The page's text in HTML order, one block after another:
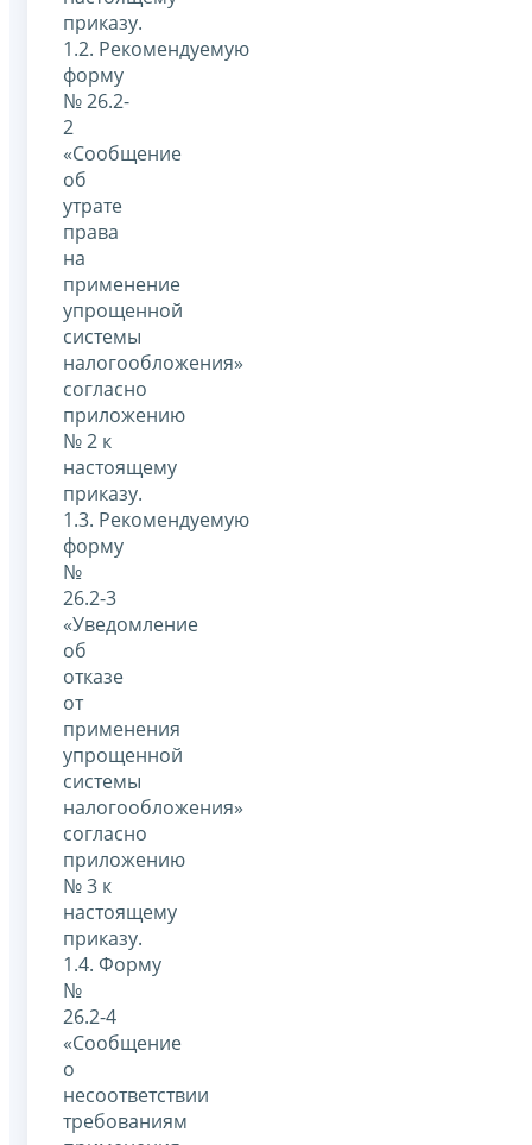
приказу.
1.2. Рекомендуемую
форму
№ 26.2-
2
«Сообщение
об
утрате
права
на
применение
упрощенной
системы
налогообложения»
согласно
приложению
№ 2 к
настоящему
приказу.
1.3. Рекомендуемую
форму
№
26.2-3
«Уведомление
об
отказе
от
применения
упрощенной
системы
налогообложения»
согласно
приложению
№ 3 к
настоящему
приказу.
1.4. Форму
№
26.2-4
«Сообщение
о
несоответствии
требованиям